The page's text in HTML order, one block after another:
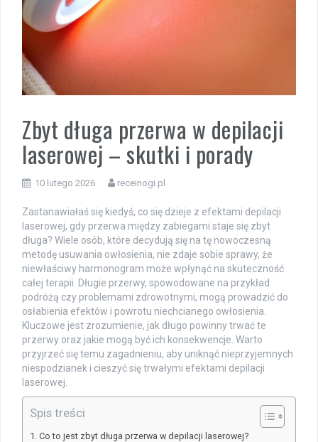
Zbyt długa przerwa w depilacji
laserowej – skutki i porady
10 lutego 2026 receinogi.pl
Zastanawiałaś się kiedyś, co się dzieje z efektami depilacji
laserowej, gdy przerwa między zabiegami staje się zbyt
długa? Wiele osób, które decydują się na tę nowoczesną
metodę usuwania owłosienia, nie zdaje sobie sprawy, że
niewłaściwy harmonogram może wpłynąć na skuteczność
całej terapii. Długie przerwy, spowodowane na przykład
podróżą czy problemami zdrowotnymi, mogą prowadzić do
osłabienia efektów i powrotu niechcianego owłosienia.
Kluczowe jest zrozumienie, jak długo powinny trwać te
przerwy oraz jakie mogą być ich konsekwencje. Warto
przyjrzeć się temu zagadnieniu, aby uniknąć nieprzyjemnych
niespodzianek i cieszyć się trwałymi efektami depilacji
laserowej.
Spis treści
Co to jest zbyt długa przerwa w depilacji laserowej?